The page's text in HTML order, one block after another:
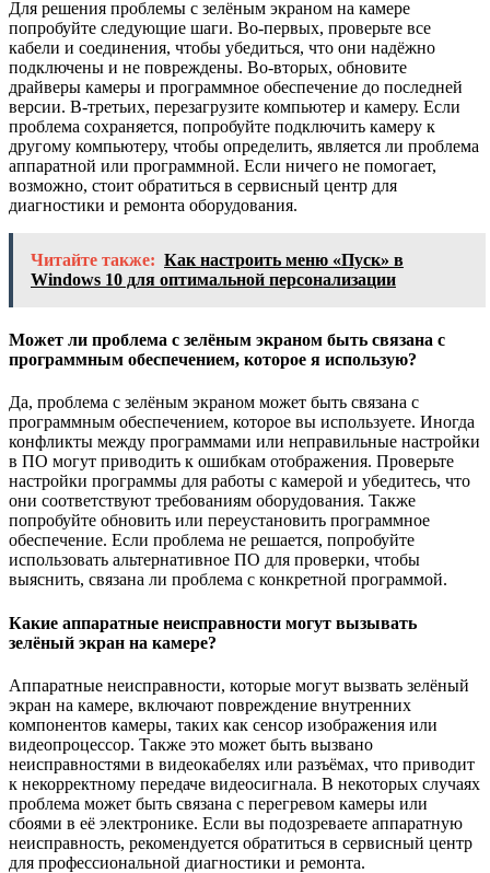
Для решения проблемы с зелёным экраном на камере
попробуйте следующие шаги. Во-первых, проверьте все
кабели и соединения, чтобы убедиться, что они надёжно
подключены и не повреждены. Во-вторых, обновите
драйверы камеры и программное обеспечение до последней
версии. В-третьих, перезагрузите компьютер и камеру. Если
проблема сохраняется, попробуйте подключить камеру к
другому компьютеру, чтобы определить, является ли проблема
аппаратной или программной. Если ничего не помогает,
возможно, стоит обратиться в сервисный центр для
диагностики и ремонта оборудования.
Читайте также: Как настроить меню «Пуск» в
Windows 10 для оптимальной персонализации
Может ли проблема с зелёным экраном быть связана с
программным обеспечением, которое я использую?
Да, проблема с зелёным экраном может быть связана с
программным обеспечением, которое вы используете. Иногда
конфликты между программами или неправильные настройки
в ПО могут приводить к ошибкам отображения. Проверьте
настройки программы для работы с камерой и убедитесь, что
они соответствуют требованиям оборудования. Также
попробуйте обновить или переустановить программное
обеспечение. Если проблема не решается, попробуйте
использовать альтернативное ПО для проверки, чтобы
выяснить, связана ли проблема с конкретной программой.
Какие аппаратные неисправности могут вызывать
зелёный экран на камере?
Аппаратные неисправности, которые могут вызвать зелёный
экран на камере, включают повреждение внутренних
компонентов камеры, таких как сенсор изображения или
видеопроцессор. Также это может быть вызвано
неисправностями в видеокабелях или разъёмах, что приводит
к некорректному передаче видеосигнала. В некоторых случаях
проблема может быть связана с перегревом камеры или
сбоями в её электронике. Если вы подозреваете аппаратную
неисправность, рекомендуется обратиться в сервисный центр
для профессиональной диагностики и ремонта.